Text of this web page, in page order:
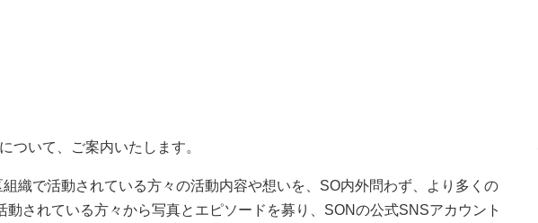
ついて、ご案内いたします。
織で活動されている方々の活動内容や想いを、SO内外問わず、より多くの
されている方々から写真とエピソードを募り、SONの公式SNSアカウント